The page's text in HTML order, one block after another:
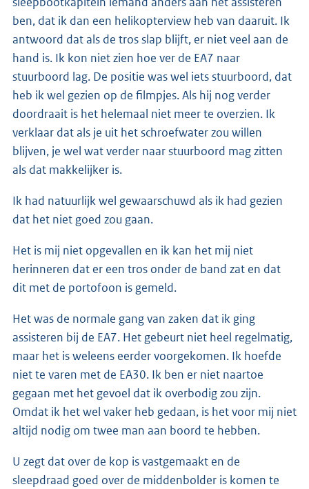
ben, dat ik dan een helikopterview heb van daaruit. Ik
antwoord dat als de tros slap blijft, er niet veel aan de
hand is. Ik kon niet zien hoe ver de EA7 naar
stuurboord lag. De positie was wel iets stuurboord, dat
heb ik wel gezien op de filmpjes. Als hij nog verder
doordraait is het helemaal niet meer te overzien. Ik
verklaar dat als je uit het schroefwater zou willen
blijven, je wel wat verder naar stuurboord mag zitten
als dat makkelijker is.
Ik had natuurlijk wel gewaarschuwd als ik had gezien
dat het niet goed zou gaan.
Het is mij niet opgevallen en ik kan het mij niet
herinneren dat er een tros onder de band zat en dat
dit met de portofoon is gemeld.
Het was de normale gang van zaken dat ik ging
assisteren bij de EA7. Het gebeurt niet heel regelmatig,
maar het is weleens eerder voorgekomen. Ik hoefde
niet te varen met de EA30. Ik ben er niet naartoe
gegaan met het gevoel dat ik overbodig zou zijn.
Omdat ik het wel vaker heb gedaan, is het voor mij niet
altijd nodig om twee man aan boord te hebben.
U zegt dat over de kop is vastgemaakt en de
sleepdraad goed over de middenbolder is komen te